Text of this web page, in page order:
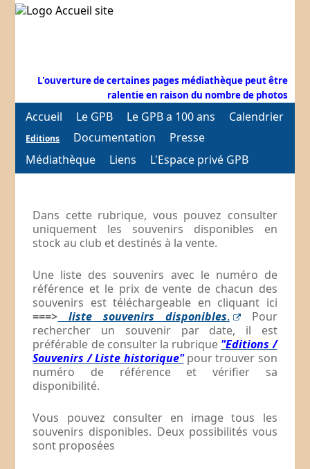
L'ouverture de certaines pages médiathèque peut être
ralentie en raison du nombre de photos
Accueil Le GPB Le GPB a 100 ans Calendrier
Editions Documentation
Presse
Médiathèque
Liens L'Espace privé GPB
Dans cette rubrique, vous pouvez consulter
uniquement les souvenirs disponibles en
stock au club et destinés à la vente.
Une liste des souvenirs avec le numéro de
référence et le prix de vente de chacun des
souvenirs est téléchargeable en cliquant ici
===> liste souvenirs disponibles.
Pour
rechercher un souvenir par date, il est
préférable de consulter la rubrique "Editions /
Souvenirs / Liste historique" pour trouver son
numéro de référence et vérifier sa
disponibilité.
Vous pouvez consulter en image tous les
souvenirs disponibles. Deux possibilités vous
sont proposées